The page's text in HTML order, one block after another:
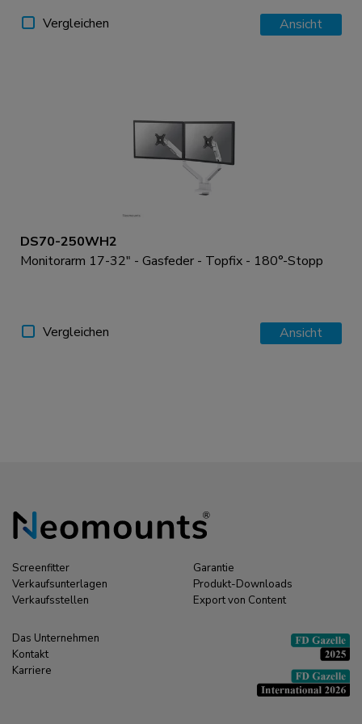
Vergleichen Ansicht
DS70-250WH2
Monitorarm 17-32" - Gasfeder - Topfix - 180°-Stopp
Vergleichen Ansicht
Screenfitter
Verkaufsunterlagen
Verkaufsstellen
Garantie
Produkt-Downloads
Export von Content
Das Unternehmen
Kontakt
Karriere